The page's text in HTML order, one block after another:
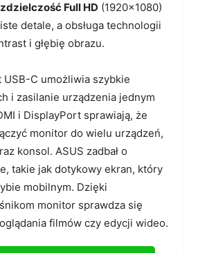
Full HD (1920×1080)
detale, a obsługa technologii
i głębię obrazu.
C umożliwia szybkie
i zasilanie urządzenia jednym
i DisplayPort sprawiają, że
monitor do wielu urządzeń,
konsol. ASUS zadbał o
takie jak dotykowy ekran, który
mobilnym. Dzięki
monitor sprawdza się
filmów czy edycji wideo.